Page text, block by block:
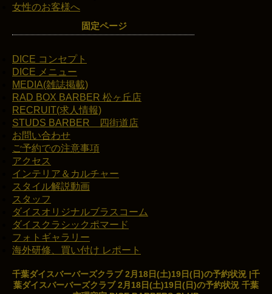
女性のお客様へ
固定ページ
DICE コンセプト
DICE メニュー
MEDIA(雑誌掲載)
RAD BOX BARBER 松ヶ丘店
RECRUIT(求人情報)
STUDS BARBER 四街道店
お問い合わせ
ご予約での注意事項
アクセス
インテリア＆カルチャー
スタイル解説動画
スタッフ
ダイスオリジナルブラスコーム
ダイスクラシックポマード
フォトギャラリー
海外研修、買い付け レポート
千葉ダイスバーバーズクラブ 2月18日(土)19日(日)の予約状況 |千
葉ダイスバーバーズクラブ 2月18日(土)19日(日)の予約状況 千葉